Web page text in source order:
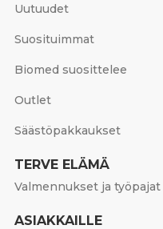
Uutuudet
Suosituimmat
Biomed suosittelee
Outlet
Säästöpakkaukset
TERVE ELÄMÄ
Valmennukset ja työpajat
ASIAKKAILLE